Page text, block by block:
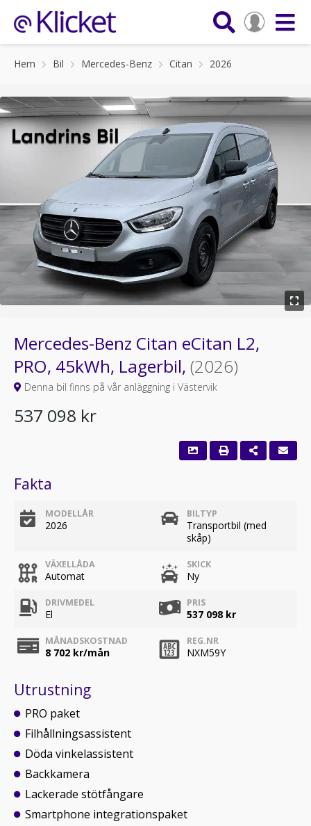
Hem Bil Mercedes-Benz Citan 2026
Mercedes-Benz Citan eCitan L2,
PRO, 45kWh, Lagerbil, (2026)
Denna bil finns på vår anläggning i Västervik
537 098 kr
Fakta
MODELLÅR
2026
BILTYP
Transportbil (med
skåp)
VÄXELLÅDA
Automat
SKICK
Ny
DRIVMEDEL
El
PRIS
537 098 kr
MÅNADSKOSTNAD
8 702 kr/mån
REG.NR
NXM59Y
Utrustning
PRO paket
Filhållningsassistent
Döda vinkelassistent
Backkamera
Lackerade stötfångare
Smartphone integrationspaket